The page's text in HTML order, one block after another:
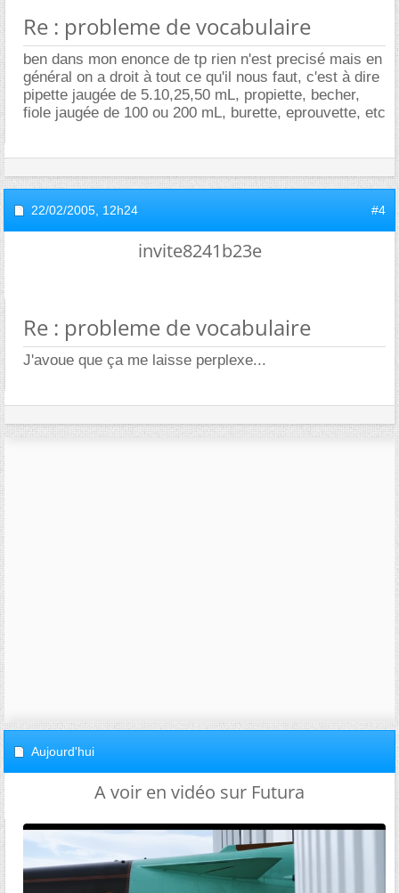
Re : probleme de vocabulaire
ben dans mon enonce de tp rien n'est precisé mais en
général on a droit à tout ce qu'il nous faut, c'est à dire
pipette jaugée de 5.10,25,50 mL, propiette, becher,
fiole jaugée de 100 ou 200 mL, burette, eprouvette, etc
22/02/2005, 12h24 #4
invite8241b23e
Re : probleme de vocabulaire
J'avoue que ça me laisse perplexe...
Aujourd'hui
A voir en vidéo sur Futura